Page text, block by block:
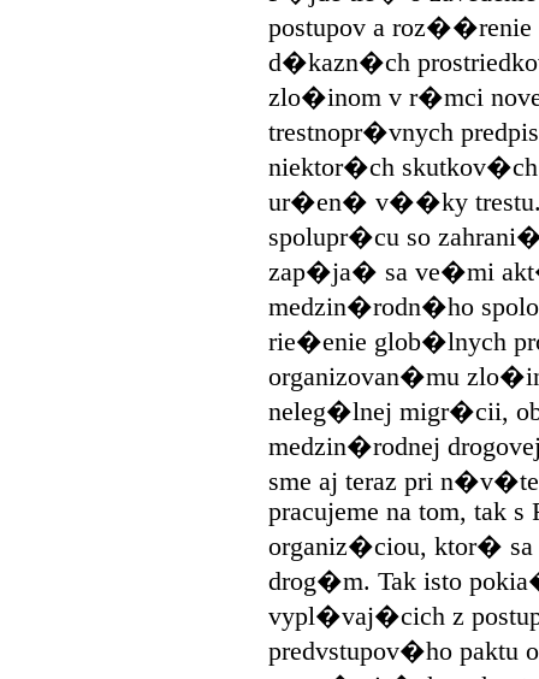
postupov a
d�kazn�ch
zlo�inom v r�mci
trestnopr�vnych
niektor�ch
ur�en� v��ky
spolupr�cu so
zap�ja� sa ve�mi
medzin�rodn�ho
rie�enie glob�lnych
organizovan�mu
neleg�lnej migr�cii,
medzin�rodnej
sme aj teraz pri
pracujeme na tom, tak
organiz�ciou, ktor� sa
drog�m. Tak isto
vypl�vaj�cich z
predvstupov�ho paktu